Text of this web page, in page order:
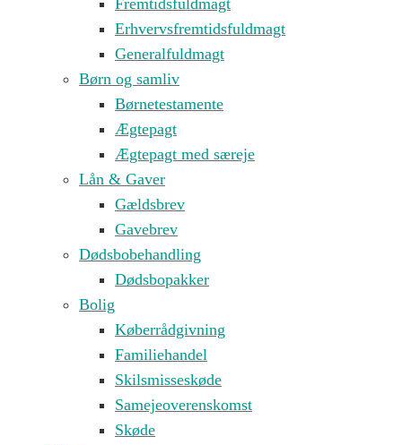
Fremtidsfuldmagt
Erhvervsfremtidsfuldmagt
Generalfuldmagt
Børn og samliv
Børnetestamente
Ægtepagt
Ægtepagt med særeje
Lån & Gaver
Gældsbrev
Gavebrev
Dødsbobehandling
Dødsbopakker
Bolig
Køberrådgivning
Familiehandel
Skilsmisseskøde
Samejeoverenskomst
Skøde